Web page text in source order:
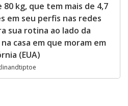
kg, que tem mais de 4,7
em seu perfis nas redes
sua rotina ao lado da
casa em que moram em
(EUA)